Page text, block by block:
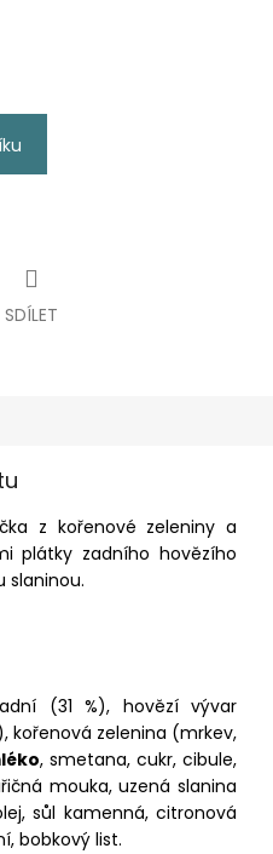
SDÍLET
z kořenové zeleniny a
plátky zadního hovězího
slaninou.
(31 %), hovězí vývar
kořenová zelenina (mrkev,
, smetana, cukr, cibule,
mouka, uzená slanina
sůl kamenná, citronová
bobkový list.